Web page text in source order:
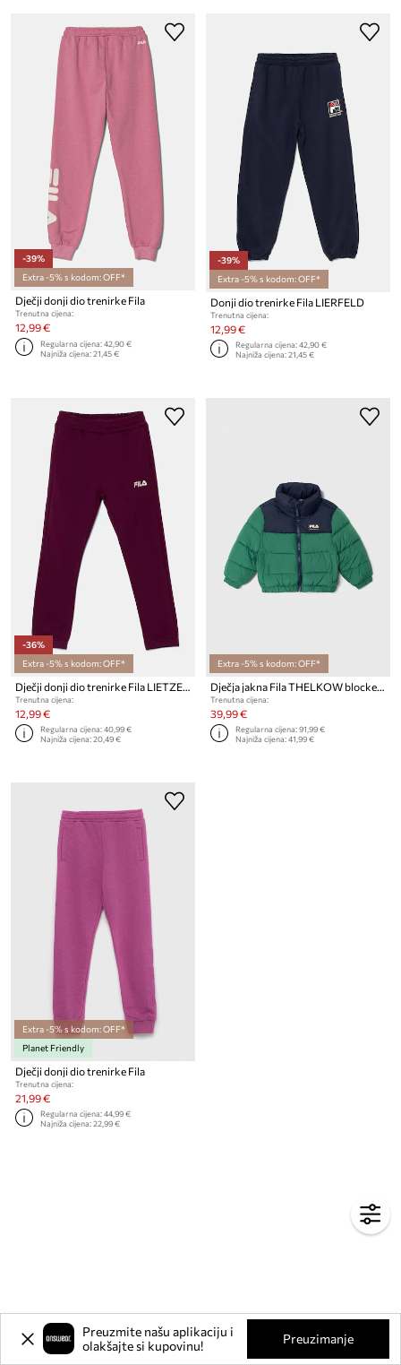
-39%
Extra -5% s kodom: OFF*
Dječji donji dio trenirke Fila
Trenutna cijena:
12,99 €
Regularna cijena:42,90 €
Najniža cijena:21,45 €
-39%
Extra -5% s kodom: OFF*
Donji dio trenirke Fila LIERFELD
Trenutna cijena:
12,99 €
Regularna cijena:42,90 €
Najniža cijena:21,45 €
-36%
Extra -5% s kodom: OFF*
Trenutna cijena:
12,99 €
Regularna cijena:40,99 €
Najniža cijena:20,49 €
Extra -5% s kodom: OFF*
Trenutna cijena:
39,99 €
Regularna cijena:91,99 €
Najniža cijena:41,99 €
Extra -5% s kodom: OFF*
Planet Friendly
Dječji donji dio trenirke Fila
Trenutna cijena:
21,99 €
Regularna cijena:44,99 €
Najniža cijena:22,99 €
Preuzmite našu aplikaciju i
olakšajte si kupovinu!
Preuzimanje